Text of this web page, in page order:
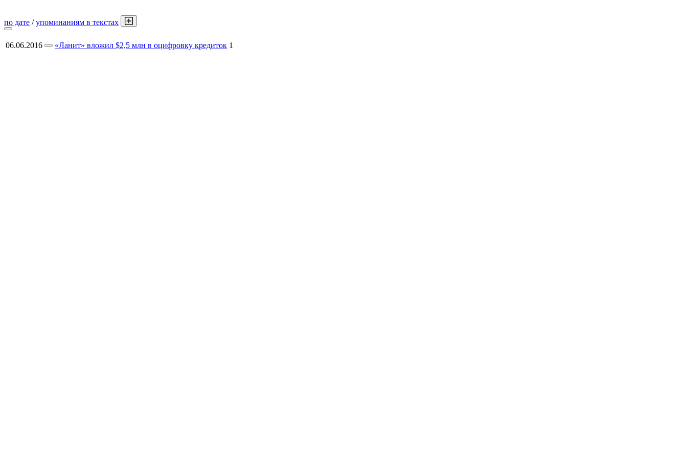
по дате /упоминаниям в текстах
06.06.2016 «Ланит» вложил $2,5 млн в оцифровку кредиток 1